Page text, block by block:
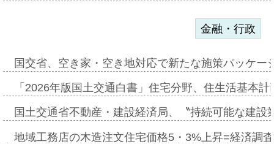
金融・行政
国交省、空き家・空き地対応で新たな施策パッケ
「2026年版国土交通白書」住宅分野、住生活基本
国土交通省不動産・建設経済局、〝持続可能な建
地域工務店の木造注文住宅価格5・3%上昇=経済調